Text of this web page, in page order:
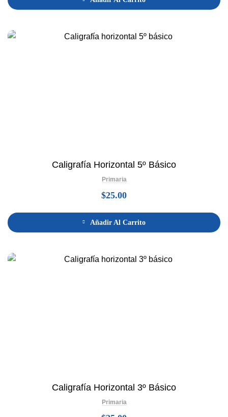
Caligrafía Horizontal 5º Básico
Primaria
$25.00
Añadir Al Carrito
Caligrafía Horizontal 3º Básico
Primaria